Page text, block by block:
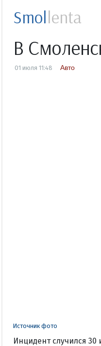
Smollenta
В
01 июля 11:48 Авто
Источник фото
Инцидент случился